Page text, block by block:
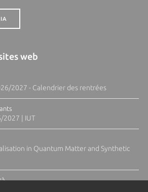
web
2027 - Calendrier des rentrées
2027 | IUT
in Quantum Matter and Synthetic